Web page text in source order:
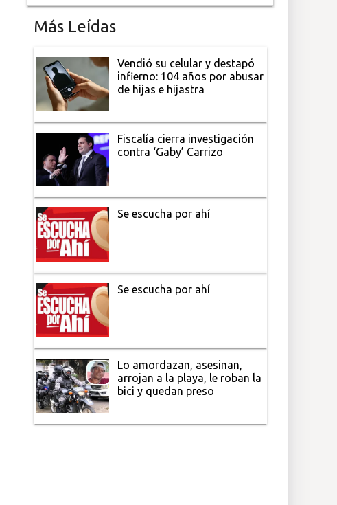
Más Leídas
Vendió su celular y destapó
infierno: 104 años por abusar
de hijas e hijastra
Fiscalía cierra investigación
contra ‘Gaby’ Carrizo
Se escucha por ahí
Se escucha por ahí
Lo amordazan, asesinan,
arrojan a la playa, le roban la
bici y quedan preso